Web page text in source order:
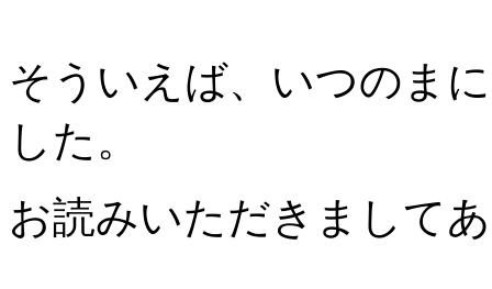
そういえば、いつのま
した。
お読みいただきまして